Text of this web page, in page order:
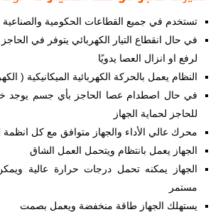
تستخدم في جميع القطاعات الحكومية والصناعية
في حال انقطاع التيار الكهربائي يتوفر في
لرفع او انزال العصا يدويًا
النظام يعمل بالحركة الكهربائية الميكانيكية (
في حال اصطدام عصا الحاجز بأي جسم يوجد
للحاجز لحماية الجهاز
محرك عالي الأداء والجهاز متوافق مع كل
الجهاز يعمل بانتظام ويتحمل العمل الشاق
الجهاز يمكنه تحمل درجات حرارة عالية
مستمر
يستهلك الجهاز طاقة منخفضة ويعمل بصمت